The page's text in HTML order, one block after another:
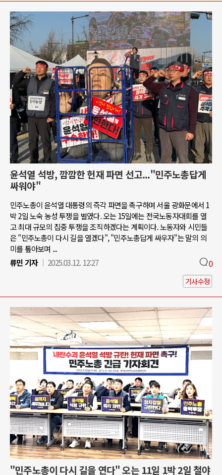
윤석열 석방, 깜깜한 헌재 파면 선고..."민주노총답게
싸워야"
민주노총이 윤석열 대통령의 즉각 파면을 촉구하며 서울 광화문에서 1
박 2일 노숙 농성 투쟁을 벌였다. 오는 15일에는 전국노동자대회를 열
고 최대 규모의 집중 투쟁을 조직하겠다는 계획이다. 노동자와 시민들
은 "민주노총이 다시 길을 열겠다", "민주노총답게 싸우자"는 말의 의
미를 톺아보며 ...
류민 기자
2025.03.12. 12:27 0
기사수정
"민주노총이 다시 길을 연다" 오는 11일 1박 2일 철야